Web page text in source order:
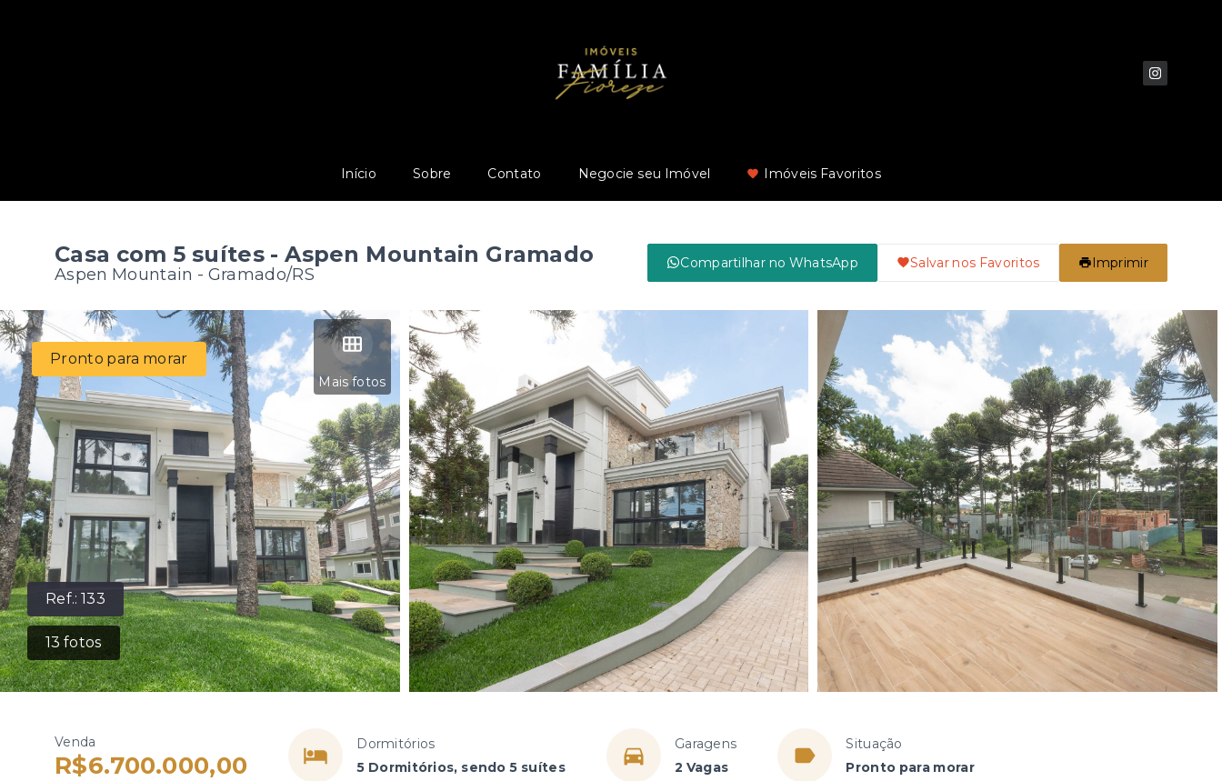
Início Sobre Contato Negocie seu Imóvel Imóveis Favoritos
Casa com 5 suítes - Aspen Mountain Gramado
Aspen Mountain - Gramado/RS
Compartilhar no WhatsApp Salvar nos Favoritos Imprimir
Ref.:133
13 fotos
Mais fotos
Pronto para morar
Venda
R$6.700.000,00
Dormitórios
5 Dormitórios, sendo 5 suítes
Garagens
2 Vagas
Situação
Pronto para morar